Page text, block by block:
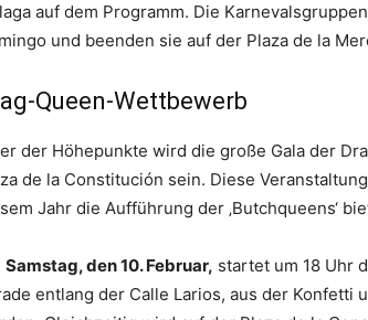
auf dem Programm. Die
und beenden sie auf der Plaza de la
Queen-Wettbewerb
der Höhepunkte wird die große Gala der
de la Constitución sein. Diese
Jahr die Aufführung der ‚Butchqueens‘
Samstag, den 10. Februar, startet um 18 Uhr
entlang der Calle Larios, aus der